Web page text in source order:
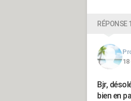
RÉPONSE
18
Bjr,
bien en